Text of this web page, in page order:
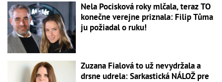
Nela Pocisková roky mlčala, teraz TO
konečne verejne priznala: Filip Tůma
ju požiadal o ruku!
Zuzana Fialová to už nevydržala a
drsne udrela: Sarkastická NÁLOŽ pre